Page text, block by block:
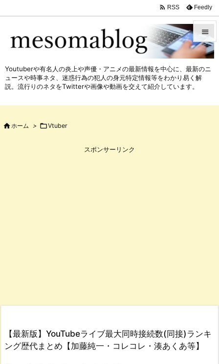



 RSS Feedly
Youtuberや有名人の炎上や声優・アニメの最新情報を中心に、最新のニ
ュースや時事ネタ、迷惑行為の犯人の身元特定情報等をわかり易く解
説。流行りのネタをTwitterや画像や動画を交えて紹介しています。
 ホーム > Vtuber
スポンサーリンク
【最新版】YouTubeライブ最大同時接続数(同接)ランキ
ング歴代まとめ【加藤純一・コレコレ・湊あくあ等】